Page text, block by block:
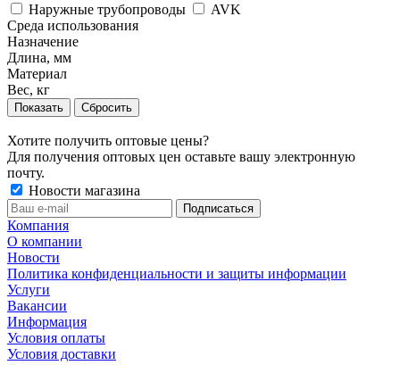
Наружные трубопроводы
AVK
Среда использования
Назначение
Длина, мм
Материал
Вес, кг
Сбросить
Хотите получить оптовые цены?
Для получения оптовых цен оставьте вашу электронную
почту.
Новости магазина
Компания
О компании
Новости
Политика конфиденциальности и защиты информации
Услуги
Вакансии
Информация
Условия оплаты
Условия доставки